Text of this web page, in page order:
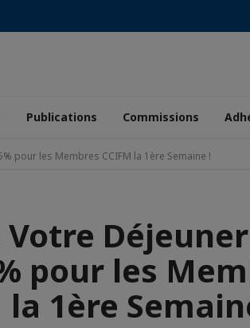
Publications Commissions
pour les Membres CCIFM la 1ère Semaine !
Votre
pour les
la 1ère